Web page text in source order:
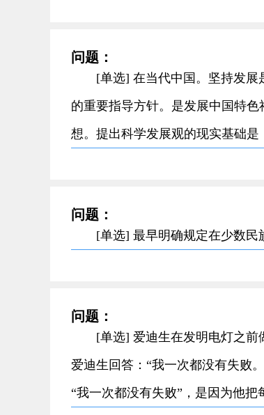
问题：
[单选] 在当代中国。坚持发展
的重要指导方针。是发展中国特
想。提出科学发展观的现实基础是
问题：
[单选] 最早明确规定在少数民
问题：
[单选] 爱迪生在发明电灯之前
爱迪生回答：“我一次都没有失败
“我一次都没有失败”，是因为他把